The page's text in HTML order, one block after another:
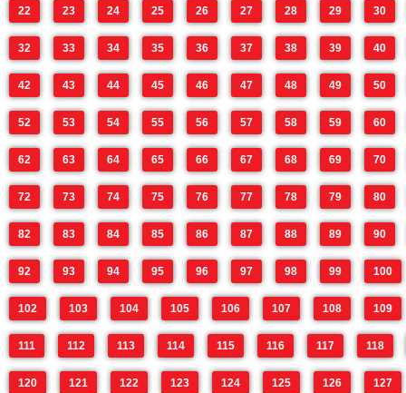
22 23 24 25 26 27 28 29 30
32 33 34 35 36 37 38 39 40
42 43 44 45 46 47 48 49 50
52 53 54 55 56 57 58 59 60
62 63 64 65 66 67 68 69 70
72 73 74 75 76 77 78 79 80
82 83 84 85 86 87 88 89 90
92 93 94 95 96 97 98 99 100
102 103 104 105 106 107 108 109
111 112 113 114 115 116 117 118
120 121 122 123 124 125 126 127